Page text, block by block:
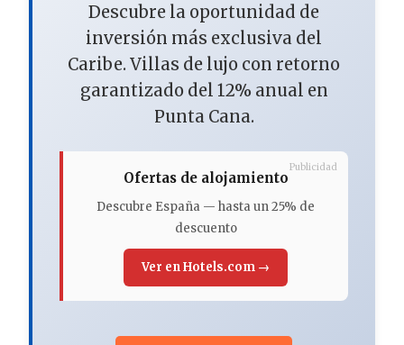
Descubre la oportunidad de
inversión más exclusiva del
Caribe. Villas de lujo con retorno
garantizado del 12% anual en
Punta Cana.
Ofertas de alojamiento
Descubre España — hasta un 25% de
descuento
Ver en Hotels.com →
Publicidad